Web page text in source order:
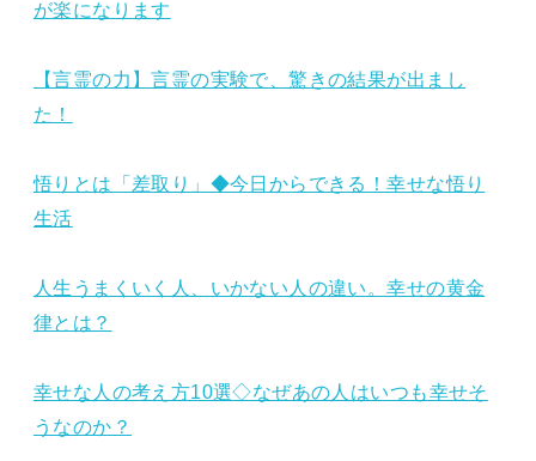
が楽になります
【言霊の力】言霊の実験で、驚きの結果が出まし
た！
悟りとは「差取り」◆今日からできる！幸せな悟り
生活
人生うまくいく人、いかない人の違い。幸せの黄金
律とは？
幸せな人の考え方10選◇なぜあの人はいつも幸せそ
うなのか？